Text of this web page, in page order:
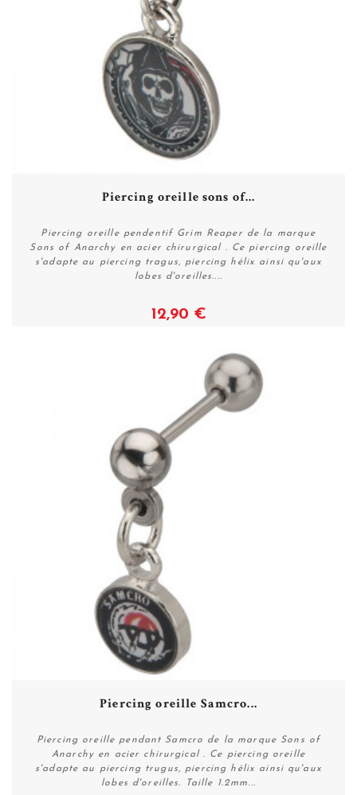
Piercing oreille sons of...
Piercing oreille pendentif Grim Reaper de la marque
Sons of Anarchy en acier chirurgical . Ce piercing oreille
s'adapte au piercing tragus, piercing hélix ainsi qu'aux
lobes d'oreilles....
12,90 €
Piercing oreille Samcro...
Piercing oreille pendant Samcro de la marque Sons of
Anarchy en acier chirurgical . Ce piercing oreille
s'adapte au piercing trugus, piercing hélix ainsi qu'aux
lobes d'oreilles. Taille 1.2mm...